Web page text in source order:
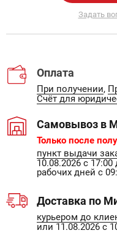
Задать
Оплата
При получении,
Счёт для
Самовывоз в
Только после
пункт выдачи
10.08.2026 с
рабочих дней с
Доставка по
курьером до
или 11.08.2026 с